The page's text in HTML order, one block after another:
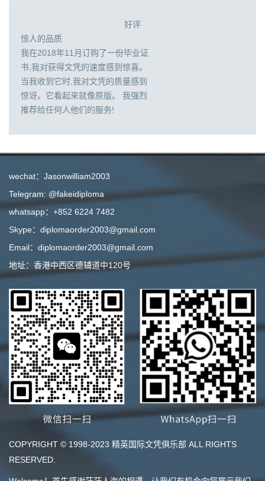
好评
惊人的品质
我在2018年11月订购了一份毕业证
书,我对获得文凭的速度感到惊喜。
当我收到它时,我对文凭的质量感到
惊讶。它看起来就像原版。 我强烈
推荐给任何人他们的服务!
wechat：Jasonwilliam2003
Telegram: @fakeidiploma
whatsapp：+852 6224 7482
Skype：diplomaorder2003@gmail.com
Email：diplomaorder2003@gmail.com
地址：香港中西区德辅道中120号
COPYRIGHT © 1998-2023 精英国际文凭俱乐部 ALL RIGHTS
RESERVED.